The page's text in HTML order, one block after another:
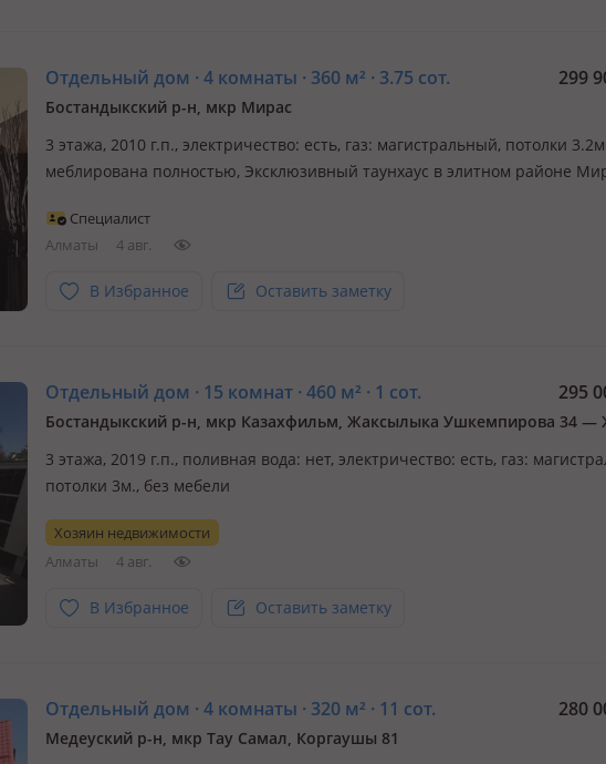
Отдельный дом · 4 комнаты · 360 м² · 3.75 сот. 299
Бостандыкский р-н, мкр Мирас
3 этажа, 2010 г.п., электричество: есть, газ: магистральный, потолки
меблирована полностью, Эксклюзивный таунхаус в элитном районе
таунхаус в одном из самых престижных и экологически чистых районов
— микрора…
Специалист
Алматы
4 авг.
В Избранное Оставить заметку
Отдельный дом · 15 комнат · 460 м² · 1 сот. 295
3 этажа, 2019 г.п., поливная вода: нет, электричество: есть, газ:
потолки 3м., без мебели
Хозяин недвижимости
Алматы
4 авг.
В Избранное Оставить заметку
Отдельный дом · 4 комнаты · 320 м² · 11 сот. 280
Медеуский р-н, мкр Тау Самал, Коргаушы 81